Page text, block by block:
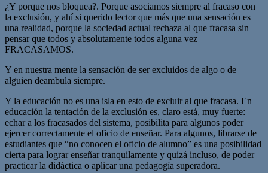
¿Y porque nos bloquea?. Porque asociamos siempre al fracaso con
la exclusión, y ahí si querido lector que más que una sensación es
una realidad, porque la sociedad actual rechaza al que fracasa sin
pensar que todos y absolutamente todos alguna vez
FRACASAMOS.
Y en nuestra mente la sensación de ser excluidos de algo o de
alguien deambula siempre.
Y la educación no es una isla en esto de excluir al que fracasa. En
educación la tentación de la exclusión es, claro está, muy fuerte:
echar a los fracasados del sistema, posibilita para algunos poder
ejercer correctamente el oficio de enseñar. Para algunos, librarse de
estudiantes que “no conocen el oficio de alumno” es una posibilidad
cierta para lograr enseñar tranquilamente y quizá incluso, de poder
practicar la didáctica o aplicar una pedagogía superadora.